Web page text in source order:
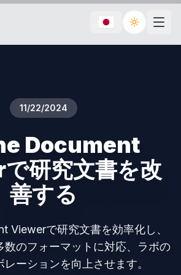
Toggle
11/22/2024
Document
研究文書を改
善する
Viewerで研究文書を効率化し、
数のフォーマットに対応、ラボの
ーションを向上させます。